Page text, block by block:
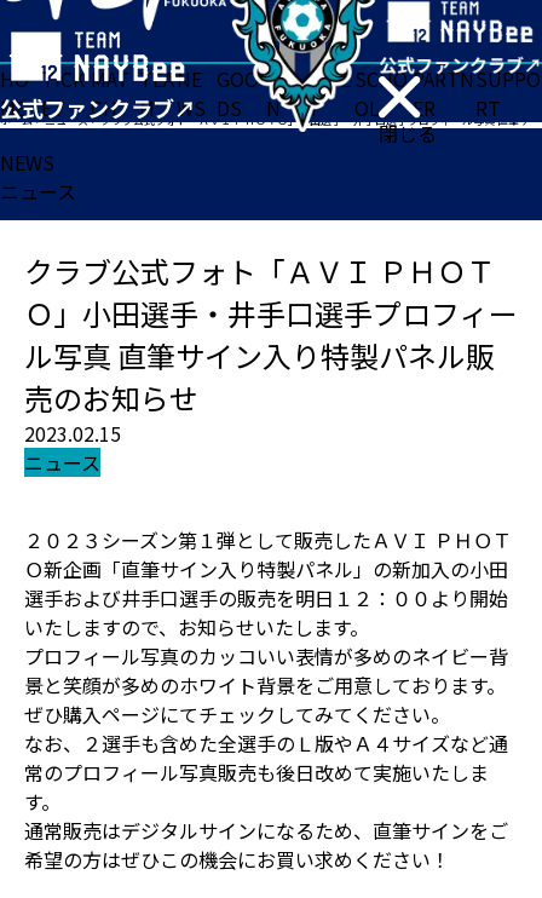
閉じる
HO
ME
TICK
ET
MAT
CH
TEA
M
NE
WS
GOO
DS
FA
N
ACADE
MY
SCHO
OL
PARTN
ER
SUPPO
RT
ホーム>ニュース>クラブ公式フォト「ＡＶＩ ＰＨＯＴＯ」小田選手・井手口選手プロフィール写真 直筆サイン入り特製パネル販売のお知らせ
NEWS
ニュース
クラブ公式フォト「ＡＶＩ ＰＨＯＴ
Ｏ」小田選手・井手口選手プロフィー
ル写真 直筆サイン入り特製パネル販
売のお知らせ
2023.02.15
ニュース
２０２３シーズン第１弾として販売したＡＶＩ ＰＨＯＴ
Ｏ新企画「直筆サイン入り特製パネル」の新加入の小田
選手および井手口選手の販売を明日１２：００より開始
いたしますので、お知らせいたします。
プロフィール写真のカッコいい表情が多めのネイビー背
景と笑顔が多めのホワイト背景をご用意しております。
ぜひ購入ページにてチェックしてみてください。
なお、２選手も含めた全選手のＬ版やＡ４サイズなど通
常のプロフィール写真販売も後日改めて実施いたしま
す。
通常販売はデジタルサインになるため、直筆サインをご
希望の方はぜひこの機会にお買い求めください！